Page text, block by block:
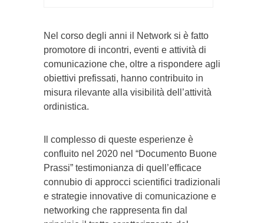
Nel corso degli anni il Network si è fatto
promotore di incontri, eventi e attività di
comunicazione che, oltre a rispondere agli
obiettivi prefissati, hanno contribuito in
misura rilevante alla visibilità dell’attività
ordinistica.
Il complesso di queste esperienze è
confluito nel 2020 nel “Documento Buone
Prassi” testimonianza di quell’efficace
connubio di approcci scientifici tradizionali
e strategie innovative di comunicazione e
networking che rappresenta fin dal